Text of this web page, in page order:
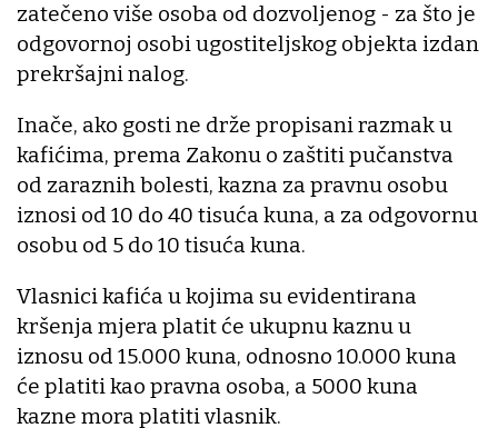
zatečeno više osoba od dozvoljenog - za što je
odgovornoj osobi ugostiteljskog objekta izdan
prekršajni nalog.
Inače, ako gosti ne drže propisani razmak u
kafićima, prema Zakonu o zaštiti pučanstva
od zaraznih bolesti, kazna za pravnu osobu
iznosi od 10 do 40 tisuća kuna, a za odgovornu
osobu od 5 do 10 tisuća kuna.
Vlasnici kafića u kojima su evidentirana
kršenja mjera platit će ukupnu kaznu u
iznosu od 15.000 kuna, odnosno 10.000 kuna
će platiti kao pravna osoba, a 5000 kuna
kazne mora platiti vlasnik.